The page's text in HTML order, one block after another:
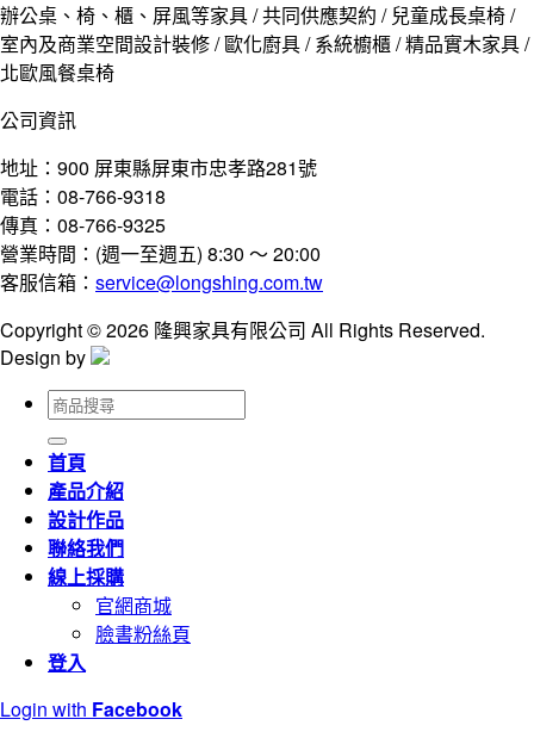
辦公桌、椅、櫃、屏風等家具 / 共同供應契約 / 兒童成長桌椅 /
室內及商業空間設計裝修 / 歐化廚具 / 系統櫥櫃 / 精品實木家具 /
北歐風餐桌椅
公司資訊
地址：900 屏東縣屏東市忠孝路281號
電話：08-766-9318
傳真：08-766-9325
營業時間：(週一至週五) 8:30 ～ 20:00
客服信箱： service@longshing.com.tw
Copyright © 2026 隆興家具有限公司 All Rights Reserved.
Design by
搜
尋
關
鍵
字:
首頁
產品介紹
設計作品
聯絡我們
線上採購
官網商城
臉書粉絲頁
登入
Login with Facebook